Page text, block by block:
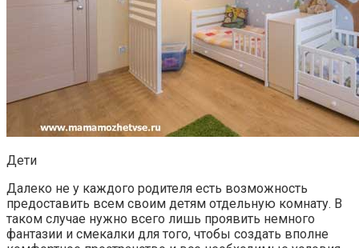
Дети
Далеко не у каждого родителя есть возможность
предоставить всем своим детям отдельную комнату. В
таком случае нужно всего лишь проявить немного
фантазии и смекалки для того, чтобы создать вполне